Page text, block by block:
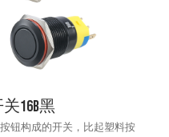
16B黑
钮构成的开关，比起塑料按